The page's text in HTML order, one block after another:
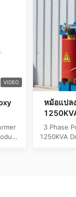
VIDEO
หม้อแปล
3 Phase
1250KVA